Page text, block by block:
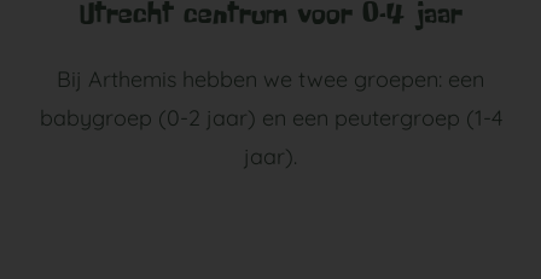
Utrecht centrum voor 0-4 jaar
Bij Arthemis hebben we twee groepen: een
babygroep (0-2 jaar) en een peutergroep (1-4
jaar).